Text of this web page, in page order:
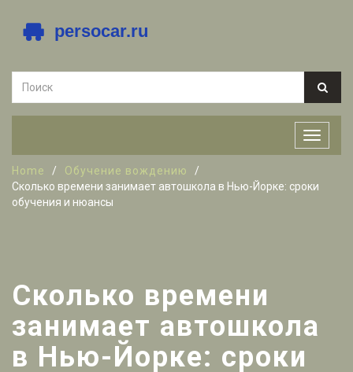
Home
Обучение вождению
Сколько времени занимает автошкола в Нью-Йорке: сроки
обучения и нюансы
Сколько времени
занимает автошкола
в Нью-Йорке: сроки